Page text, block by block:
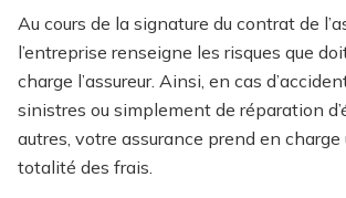
Au cours de la signature du contrat de
l’entreprise renseigne les risques que
charge l’assureur. Ainsi, en cas
sinistres ou simplement de réparation
autres, votre assurance prend en
totalité des frais.